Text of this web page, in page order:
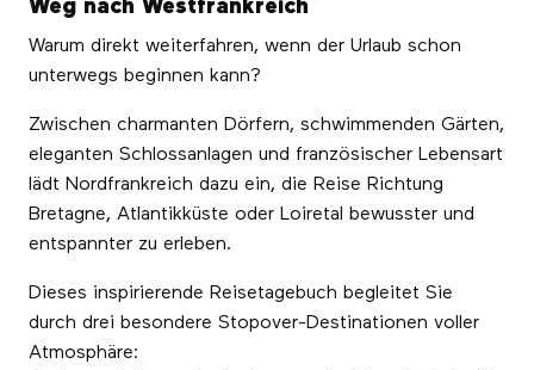
Weg nach Westfrankreich
Warum direkt weiterfahren, wenn der Urlaub schon
unterwegs beginnen kann?
Zwischen charmanten Dörfern, schwimmenden Gärten,
eleganten Schlossanlagen und französischer Lebensart
lädt Nordfrankreich dazu ein, die Reise Richtung
Bretagne, Atlantikküste oder Loiretal bewusster und
entspannter zu erleben.
Dieses inspirierende Reisetagebuch begleitet Sie
durch drei besondere Stopover-Destinationen voller
Atmosphäre: